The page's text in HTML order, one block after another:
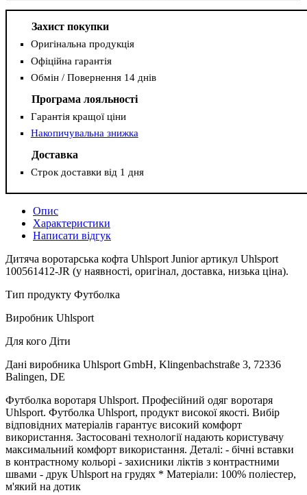
Захист покупки
Оригінальна продукція
Офіційна гарантія
Обмін / Повернення 14 днів
Програма лояльності
Гарантія кращої ціни
Накопичувальна знижка
Доставка
Строк доставки від 1 дня
Опис
Характеристики
Написати відгук
Дитяча воротарська кофта Uhlsport Junior артикул Uhlsport
100561412-JR (у наявності, оригінал, доставка, низька ціна).
Тип продукту Футболка
Виробник Uhlsport
Для кого Діти
Дані виробника Uhlsport GmbH, Klingenbachstraße 3, 72336
Balingen, DE
Футболка воротаря Uhlsport. Професійний одяг воротаря
Uhlsport. Футболка Uhlsport, продукт високої якості. Вибір
відповідних матеріалів гарантує високий комфорт
використання. Застосовані технології надають користувачу
максимальний комфорт використання. Деталі: - бічні вставки
в контрастному кольорі - захисники ліктів з контрастними
швами - друк Uhlsport на грудях * Матеріали: 100% поліестер,
м'який на дотик